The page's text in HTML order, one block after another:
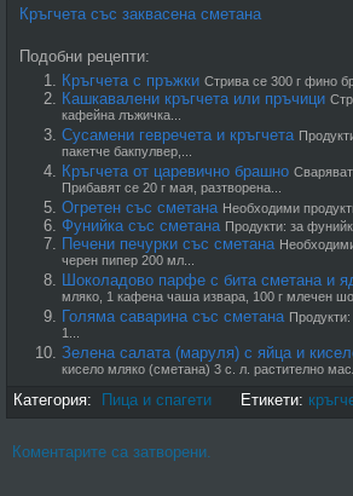
Кръгчета със заквасена сметана
Подобни рецепти:
Кръгчета с пръжки Стрива се 300 г фино
Кашкавалени кръгчета или пръчици
кафейна лъжичка...
Сусамени гевречета и кръгчета
пакетче бакпулвер,...
Кръгчета от царевично брашно
Прибавят се 20 г мая, разтворена...
Огретен със сметана Необходими
Фунийка със сметана Продукти: за
Печени печурки със сметана
черен пипер 200 мл...
Шоколадово парфе с бита сметана и
мляко, 1 кафена чаша извара, 100 г млечен
Голяма саварина със сметана
1...
Зелена салата (маруля) с яйца и
кисело мляко (сметана) 3 с. л. растително
Категория:
Пица и спагети Етикети:
Коментарите са затворени.